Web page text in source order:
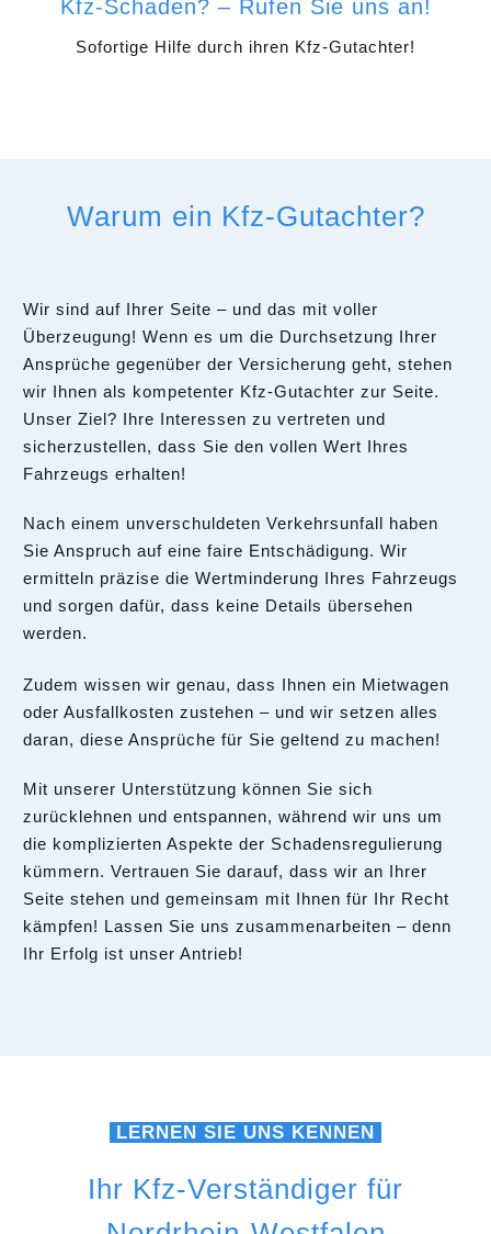
Kfz-Schaden? – Rufen Sie uns an!
Sofortige Hilfe durch ihren Kfz-Gutachter!
Warum ein Kfz-Gutachter?
Wir sind auf Ihrer Seite – und das mit voller
Überzeugung! Wenn es um die Durchsetzung Ihrer
Ansprüche gegenüber der Versicherung geht, stehen
wir Ihnen als kompetenter Kfz-Gutachter zur Seite.
Unser Ziel? Ihre Interessen zu vertreten und
sicherzustellen, dass Sie den vollen Wert Ihres
Fahrzeugs erhalten!
Nach einem unverschuldeten Verkehrsunfall haben
Sie Anspruch auf eine faire Entschädigung. Wir
ermitteln präzise die Wertminderung Ihres Fahrzeugs
und sorgen dafür, dass keine Details übersehen
werden.
Zudem wissen wir genau, dass Ihnen ein Mietwagen
oder Ausfallkosten zustehen – und wir setzen alles
daran, diese Ansprüche für Sie geltend zu machen!
Mit unserer Unterstützung können Sie sich
zurücklehnen und entspannen, während wir uns um
die komplizierten Aspekte der Schadensregulierung
kümmern. Vertrauen Sie darauf, dass wir an Ihrer
Seite stehen und gemeinsam mit Ihnen für Ihr Recht
kämpfen! Lassen Sie uns zusammenarbeiten – denn
Ihr Erfolg ist unser Antrieb!
LERNEN SIE UNS KENNEN
Ihr Kfz-Verständiger für